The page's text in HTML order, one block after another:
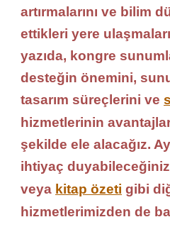
artırmalarını ve bilim
ettikleri yere
yazıda, kongre
desteğin önemini,
tasarım süreçlerini ve
hizmetlerinin
şekilde ele alacağız.
ihtiyaç duyabileceğiniz
veya kitap özeti gibi
hizmetlerimizden de